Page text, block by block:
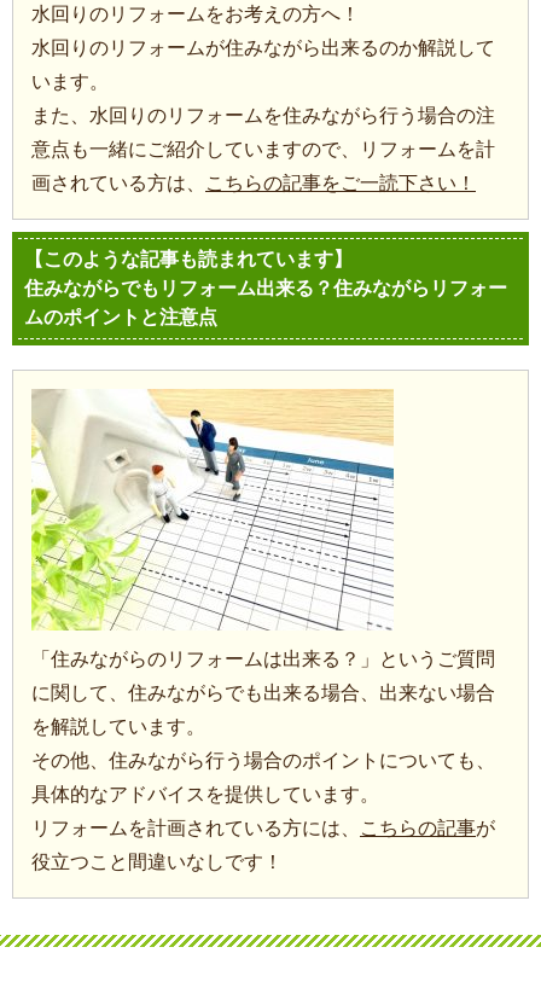
水回りのリフォームをお考えの方へ！
水回りのリフォームが住みながら出来るのか解説して
います。
また、水回りのリフォームを住みながら行う場合の注
意点も一緒にご紹介していますので、リフォームを計
画されている方は、
こちらの記事をご一読下さい！
【このような記事も読まれています】
住みながらでもリフォーム出来る？住みながらリフォー
ムのポイントと注意点
「住みながらのリフォームは出来る？」というご質問
に関して、住みながらでも出来る場合、出来ない場合
を解説しています。
その他、住みながら行う場合のポイントについても、
具体的なアドバイスを提供しています。
リフォームを計画されている方には、
こちらの記事が
役立つこと間違いなしです！